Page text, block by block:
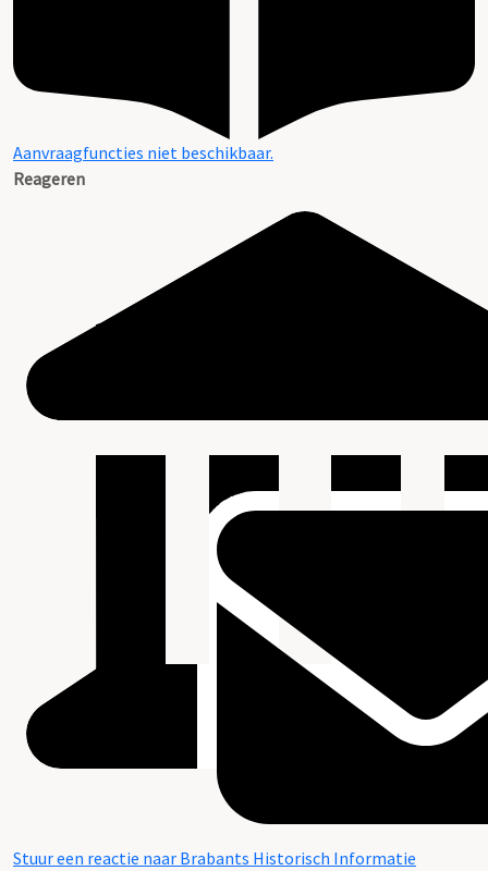
Aanvraagfuncties niet beschikbaar.
Reageren
Stuur een reactie naar Brabants Historisch Informatie